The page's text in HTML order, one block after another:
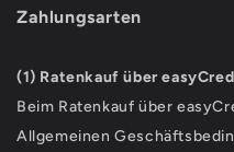
Zahlungsarten
(1) Ratenkauf über
Beim Ratenkauf über
Allgemeinen